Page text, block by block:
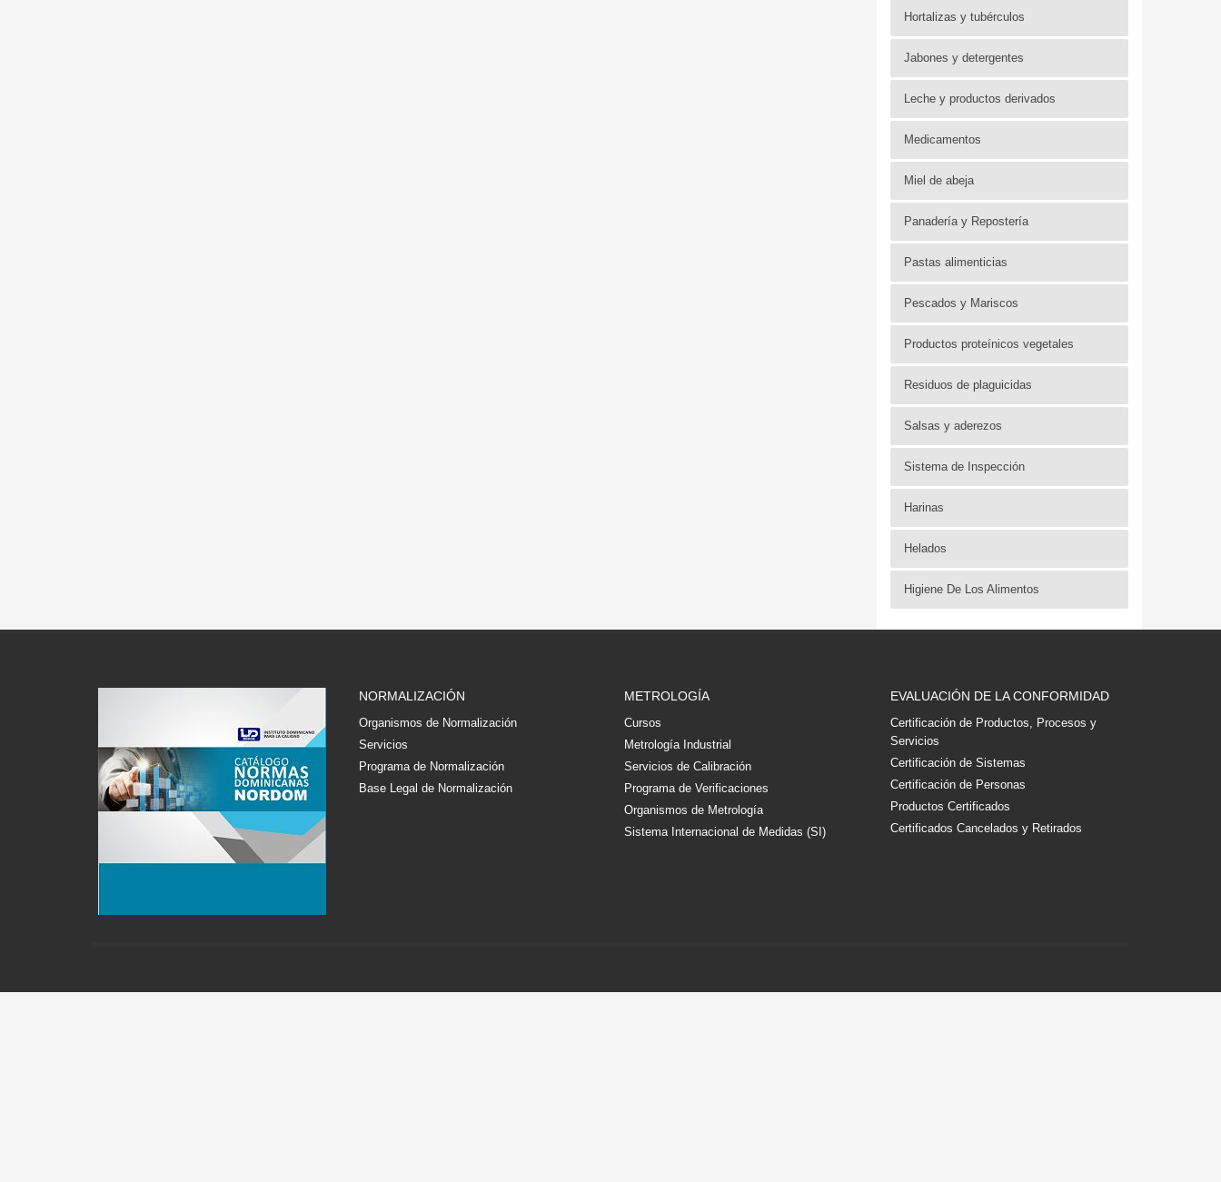
Hortalizas y tubérculos
Jabones y detergentes
Leche y productos derivados
Medicamentos
Miel de abeja
Panadería y Repostería
Pastas alimenticias
Pescados y Mariscos
Productos proteínicos vegetales
Residuos de plaguicidas
Salsas y aderezos
Sistema de Inspección
Harinas
Helados
Higiene De Los Alimentos
NORMALIZACIÓN
Organismos de Normalización
Servicios
Programa de Normalización
Base Legal de Normalización
METROLOGÍA
Cursos
Metrología Industrial
Servicios de Calibración
Programa de Verificaciones
Organismos de Metrología
Sistema Internacional de Medidas (SI)
EVALUACIÓN DE LA CONFORMIDAD
Certificación de Productos, Procesos y
Servicios
Certificación de Sistemas
Certificación de Personas
Productos Certificados
Certificados Cancelados y Retirados